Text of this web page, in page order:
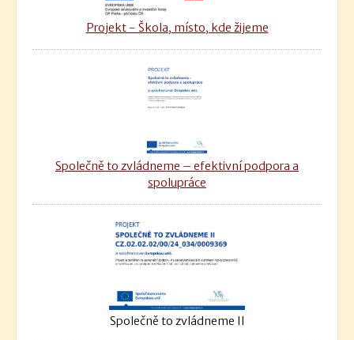
Projekt - Škola, místo, kde žijeme
Společně to zvládneme – efektivní podpora a
spolupráce
Společně to zvládneme II